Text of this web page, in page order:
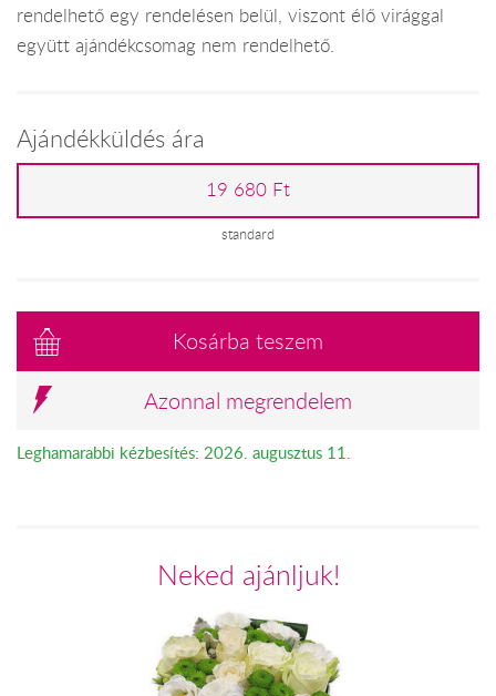
rendelhető egy rendelésen belül, viszont élő virággal
együtt ajándékcsomag nem rendelhető.
Ajándékküldés ára
19 680 Ft
standard
Kosárba teszem
Azonnal megrendelem
Leghamarabbi kézbesítés: 2026. augusztus 11.
Neked ajánljuk!